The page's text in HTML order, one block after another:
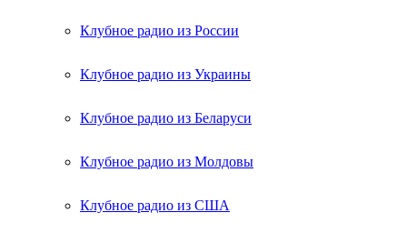
Клубное радио из России
Клубное радио из Украины
Клубное радио из Беларуси
Клубное радио из Молдовы
Клубное радио из США